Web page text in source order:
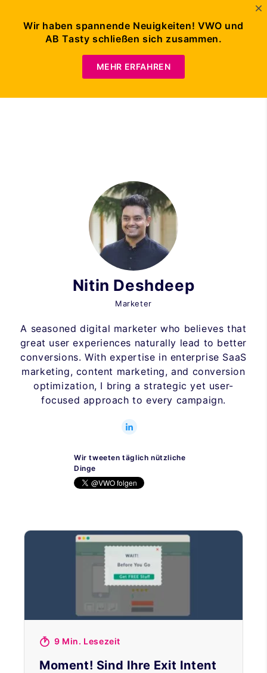
Nitin Deshdeep
Marketer
A seasoned digital marketer who believes that
great user experiences naturally lead to better
conversions. With expertise in enterprise SaaS
marketing, content marketing, and conversion
optimization, I bring a strategic yet user-
focused approach to every campaign.
Wir tweeten täglich nützliche
Dinge
9 Min. Lesezeit
Moment! Sind Ihre Exit Intent
Wir haben spannende Neuigkeiten! VWO und
AB Tasty schließen sich zusammen.
MEHR ERFAHREN